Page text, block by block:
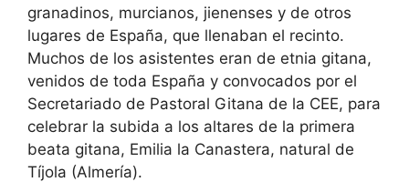
granadinos, murcianos, jienenses y de otros
lugares de España, que llenaban el recinto.
Muchos de los asistentes eran de etnia gitana,
venidos de toda España y convocados por el
Secretariado de Pastoral Gitana de la CEE, para
celebrar la subida a los altares de la primera
beata gitana, Emilia la Canastera, natural de
Tíjola (Almería).